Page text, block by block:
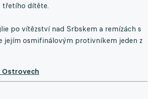
třetího dítěte.
po vítězství nad Srbskem a remízách s
jejím osmifinálovým protivníkem jeden z
Ostrovech